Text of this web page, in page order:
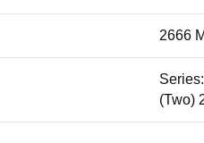
2666
(Two)